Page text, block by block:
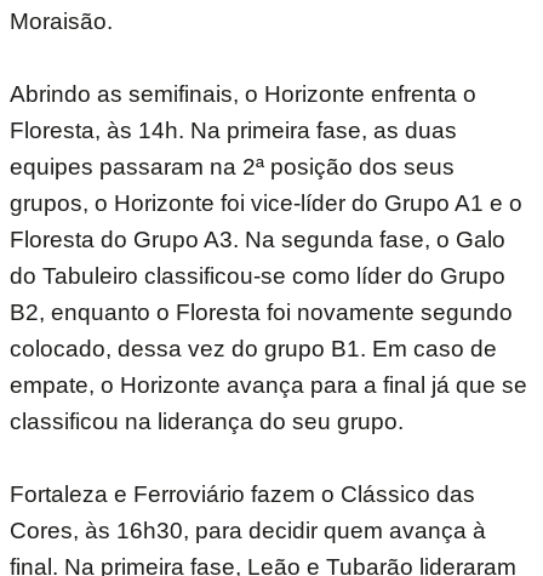
Moraisão.
Abrindo as semifinais, o Horizonte enfrenta o
Floresta, às 14h. Na primeira fase, as duas
equipes passaram na 2ª posição dos seus
grupos, o Horizonte foi vice-líder do Grupo A1 e o
Floresta do Grupo A3. Na segunda fase, o Galo
do Tabuleiro classificou-se como líder do Grupo
B2, enquanto o Floresta foi novamente segundo
colocado, dessa vez do grupo B1. Em caso de
empate, o Horizonte avança para a final já que se
classificou na liderança do seu grupo.
Fortaleza e Ferroviário fazem o Clássico das
Cores, às 16h30, para decidir quem avança à
final. Na primeira fase, Leão e Tubarão lideraram